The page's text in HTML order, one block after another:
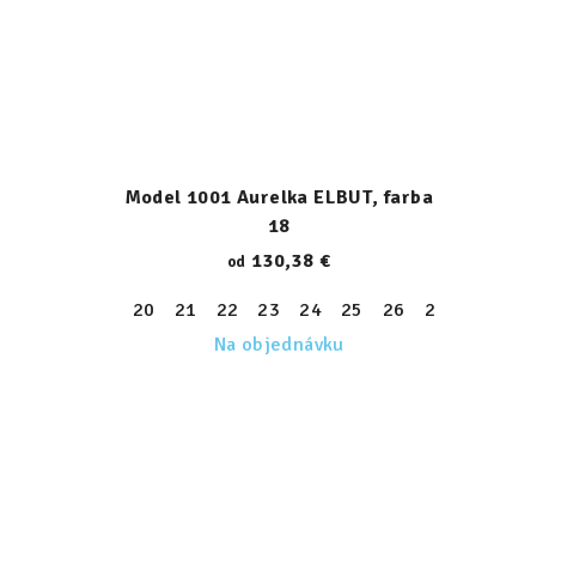
Model 1001 Aurelka ELBUT, farba
18
od 130,38 €
20 21 22 23 24 25 26 27
Na objednávku